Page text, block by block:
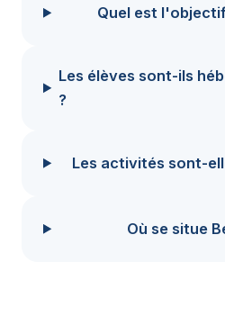
Quel est
Les élèves sont-ils
?
Les activités sont-
Où se situe